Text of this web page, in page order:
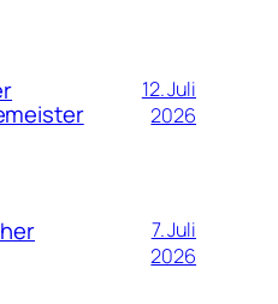
12. Juli
2026
7. Juli
2026